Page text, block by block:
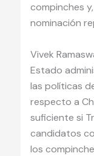
compinches
nominación
Vivek
Estado
las políticas
respecto a
suficiente si
candidatos
los